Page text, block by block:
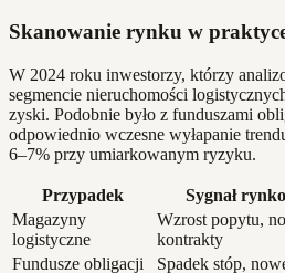
Skanowanie rynku w
W 2024 roku inwestorzy, którzy
segmencie nieruchomości
zyski. Podobnie było z funduszami
odpowiednio wczesne wyłapanie
6–7% przy umiarkowanym ryzyku.
Przypadek Sygnał
Magazyny
logistyczne
Wzrost popytu,
kontrakty
Fundusze obligacji
Spadek stóp,